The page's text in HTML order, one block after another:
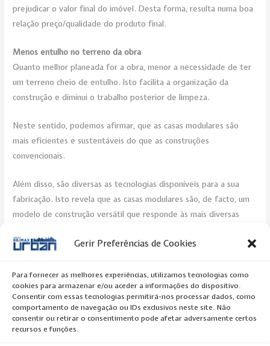
Gerir Preferências de Cookies
Para fornecer as melhores experiências, utilizamos tecnologias como
cookies para armazenar e/ou aceder a informações do dispositivo.
Consentir com essas tecnologias permitirá-nos processar dados, como
comportamento de navegação ou IDs exclusivos neste site. Não
consentir ou retirar o consentimento pode afetar adversamente certos
recursos e funções.
prejudicar o valor final do imóvel. Desta forma, resulta numa boa
relação preço/qualidade do produto final.
Menos entulho no terreno da obra
Quanto melhor planeada for a obra, menor a necessidade de ter
um terreno cheio de entulho. Isto facilita a organização da
construção e diminui o trabalho posterior de limpeza.
Neste sentido, podemos afirmar, que as casas modulares são
mais eficientes e sustentáveis do que as construções
convencionais.
Além disso, são diversas as tecnologias disponíveis para a sua
fabricação. Isto revela que as casas modulares são, de facto, um
modelo de construção versátil que responde às mais diversas
←Previous Artigo Next Artigo